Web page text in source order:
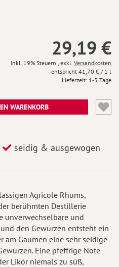
29,19 €
Inkl. 19% Steuern , exkl. Versandkosten
41,70 € / 1 l
Lieferzeit 1-3 Tage
WARENKORB
seidig & ausgewogen
Agricole Rhums,
berühmten Destillerie
unverwechselbare und
den Gewürzen entsteht ein
am Gaumen eine sehr seidige
Eine pfeffrige Note
Likör niemals zu süß,